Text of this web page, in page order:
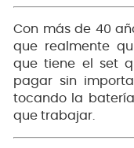
Con más de 40
que realmente
que tiene el set
pagar sin
tocando la
que trabajar.